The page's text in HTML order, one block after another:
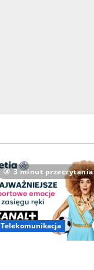
3 minut przeczytania
Telekomunikacja